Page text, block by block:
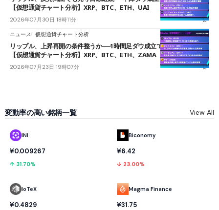
【仮想通貨チャート分析】XRP、BTC、ETH、UAI
2026年07月30日 18時11分
ニュース 仮想通貨チャート分析
リップル、上昇再開の条件整うか──1時間足ダウ成立で1.185ドルを狙う
【仮想通貨チャート分析】XRP、BTC、ETH、ZAMA
2026年07月23日 19時07分
変動率の高い銘柄一覧 View All
INI
¥0.009267
↑ 31.70%
IoTeX
¥0.4829
Biconomy
¥6.42
↓ 23.00%
Magma Finance
¥31.75